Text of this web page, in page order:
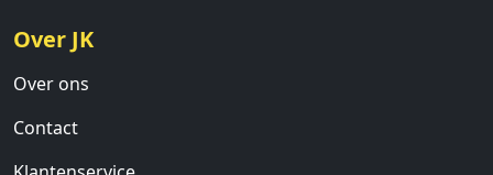
Over JK
Over ons
Contact